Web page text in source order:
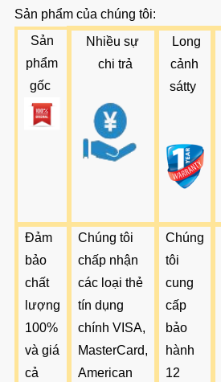
Sản phẩm của chúng tôi:
Sản
phẩm
gốc
Nhiềusự
chi trả
Long
cảnh
sátty
Đảm
bảo
chất
lượng
100%
và giá
cả
Chúng tôi
chấp nhận
các loại thẻ
tín dụng
chính VISA,
MasterCard,
American
Chúng
tôi
cung
cấp
bảo
hành
12